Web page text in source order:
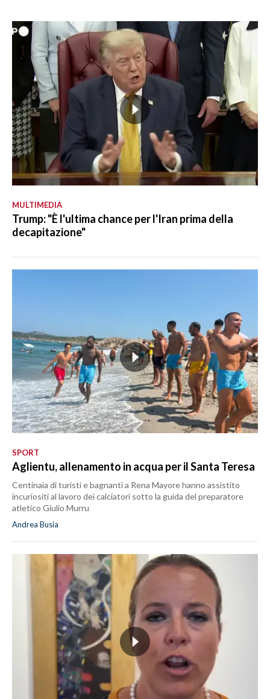
MULTIMEDIA
Trump: "È l'ultima chance per l'Iran prima della
decapitazione"
SPORT
Aglientu, allenamento in acqua per il Santa Teresa
Centinaia di turisti e bagnanti a Rena Mayore hanno assistito
incuriositi al lavoro dei calciatori sotto la guida del preparatore
atletico Giulio Murru
Andrea Busia